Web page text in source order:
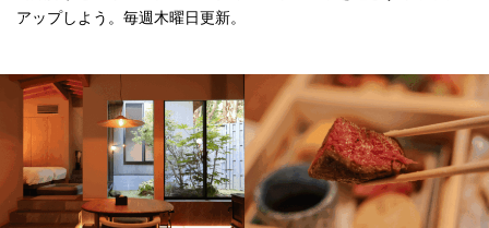
アップしよう。毎週木曜日更新。